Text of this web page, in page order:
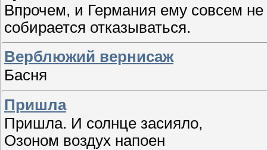
Впрочем, и Германия ему совсем не
собирается отказываться.
Верблюжий вернисаж
Басня
Пришла
Пришла. И солнце засияло,
Озоном воздух напоен